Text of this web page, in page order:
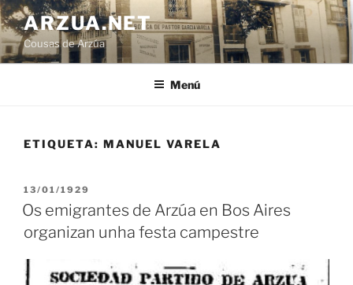
Ir
o
contido
ARZUA.NET
Cousas de Arzúa
Menú
ETIQUETA: MANUEL VARELA
PUBLICADO
EN
13/01/1929
Os emigrantes de Arzúa en Bos Aires
organizan unha festa campestre